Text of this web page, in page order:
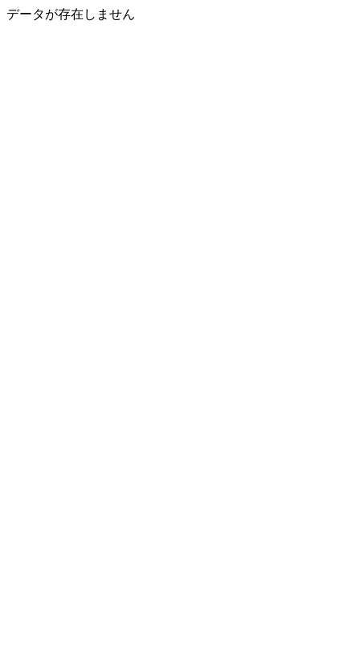
データが存在しません